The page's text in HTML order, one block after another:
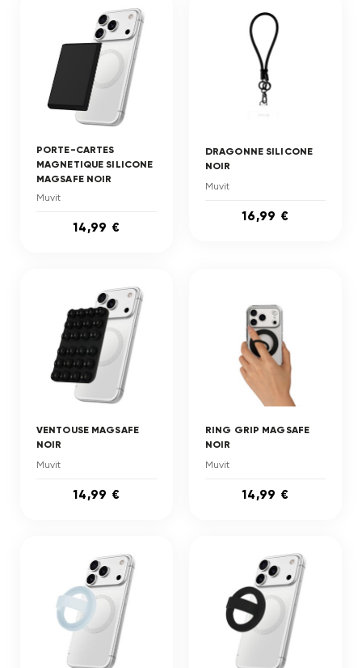
PORTE-CARTES
MAGNETIQUE SILICONE
MAGSAFE NOIR
Muvit
14,99 €
DRAGONNE SILICONE
NOIR
Muvit
16,99 €
VENTOUSE MAGSAFE
NOIR
Muvit
14,99 €
RING GRIP MAGSAFE
NOIR
Muvit
14,99 €